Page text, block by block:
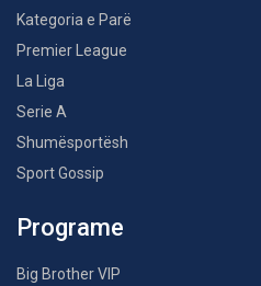
Kategoria e Parë
Premier League
La Liga
Serie A
Shumësportësh
Sport Gossip
Programe
Big Brother VIP